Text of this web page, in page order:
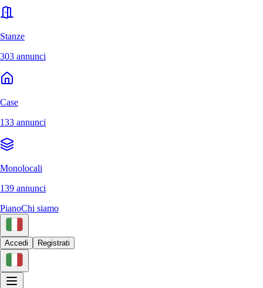
Stanze
303 annunci
Case
133 annunci
Monolocali
139 annunci
PianoChi siamo
Accedi Registrati